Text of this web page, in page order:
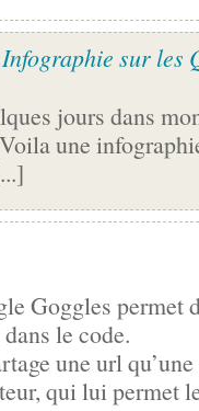
sur les
jours dans
une
Goggles permet
le code.
une url
qui lui permet